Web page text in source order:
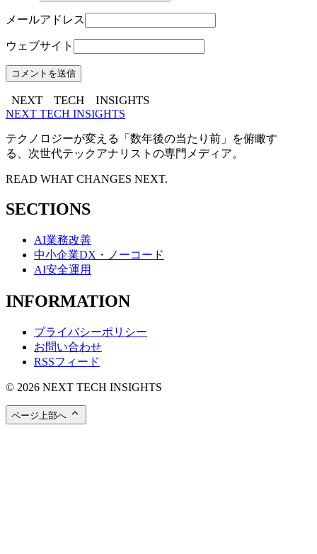
メールアドレス
ウェブサイト
NEXT TECH INSIGHTS
NEXT TECH INSIGHTS
テクノロジーが変える「数年後の当たり前」を俯瞰す
る、次世代テックアナリストの専門メディア。
READ WHAT CHANGES NEXT.
SECTIONS
AI業務改善
中小企業DX・ノーコード
AI安全運用
INFORMATION
プライバシーポリシー
お問い合わせ
RSSフィード
© 2026 NEXT TECH INSIGHTS
ページ上部へ